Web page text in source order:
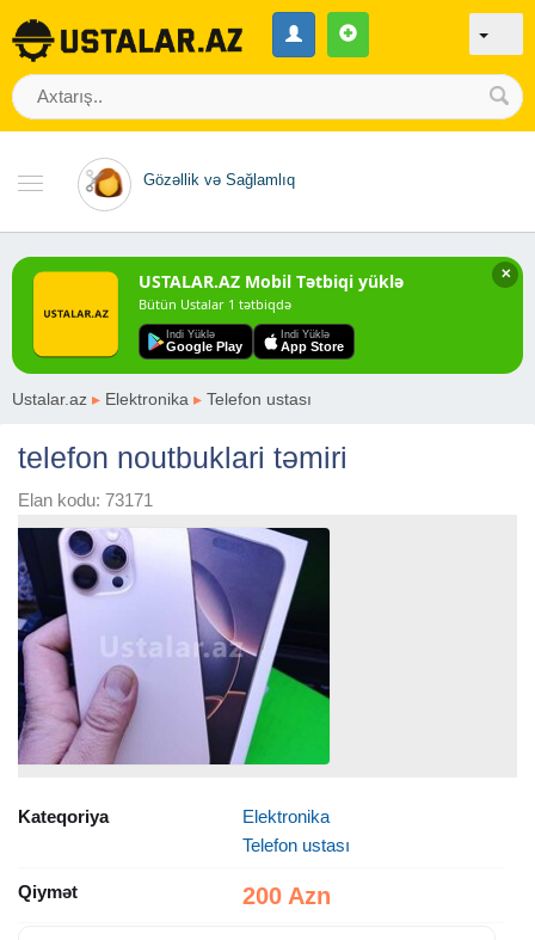
Gözəllik və Sağlamlıq
✕
USTALAR.AZ Mobil Tətbiqi yüklə
Bütün Ustalar 1 tətbiqdə
Indi Yüklə
Google Play
Indi Yüklə
App Store
Ustalar.az ▸ Elektronika ▸ Telefon ustası
telefon noutbuklari təmiri
Elan kodu: 73171
Kateqoriya
Elektronika
Telefon ustası
Qiymət 200 Azn